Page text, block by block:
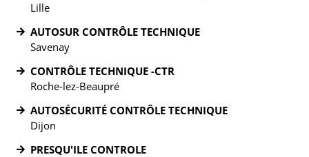
Lille
AUTOSUR CONTRÔLE TECHNIQUE
Savenay
CONTRÔLE TECHNIQUE -CTR
Roche-lez-Beaupré
AUTOSÉCURITÉ CONTRÔLE TECHNIQUE
Dijon
PRESQU'ILE CONTROLE